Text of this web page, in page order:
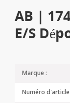
AB |
E/S
Marque :
Numéro d'article